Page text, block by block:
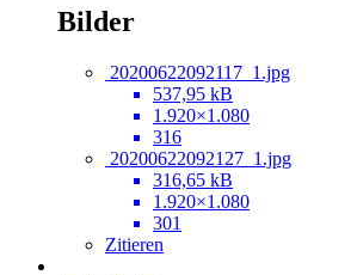
Bilder
20200622092117_1.jpg
537,95 kB
1.920×1.080
316
20200622092127_1.jpg
316,65 kB
1.920×1.080
301
Zitieren